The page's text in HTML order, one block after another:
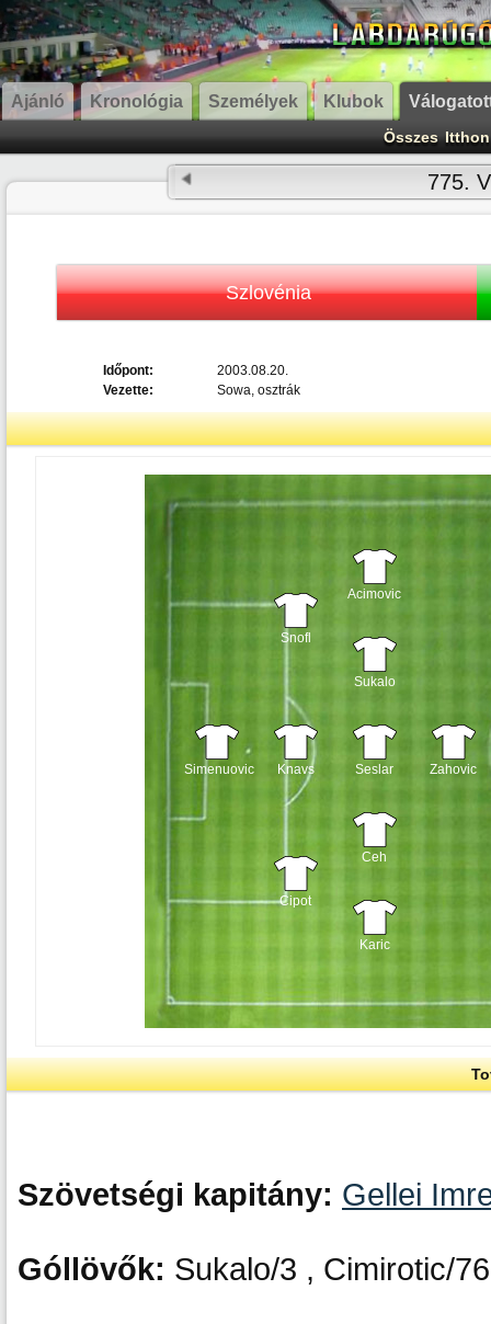
Ajánló Kronológia Személyek Klubok
Összes Itthon
775.
Szlovénia
Időpont:
2003.08.20.
Vezette:
Sowa, osztrák
Simenuovic
Snofl
Knavs
Cipot
Acimovic
Sukalo
Seslar
Ceh
Karic
Zahovic
Szövetségi kapitány: Gellei
Góllövők: Sukalo/3 , Cimirotic/